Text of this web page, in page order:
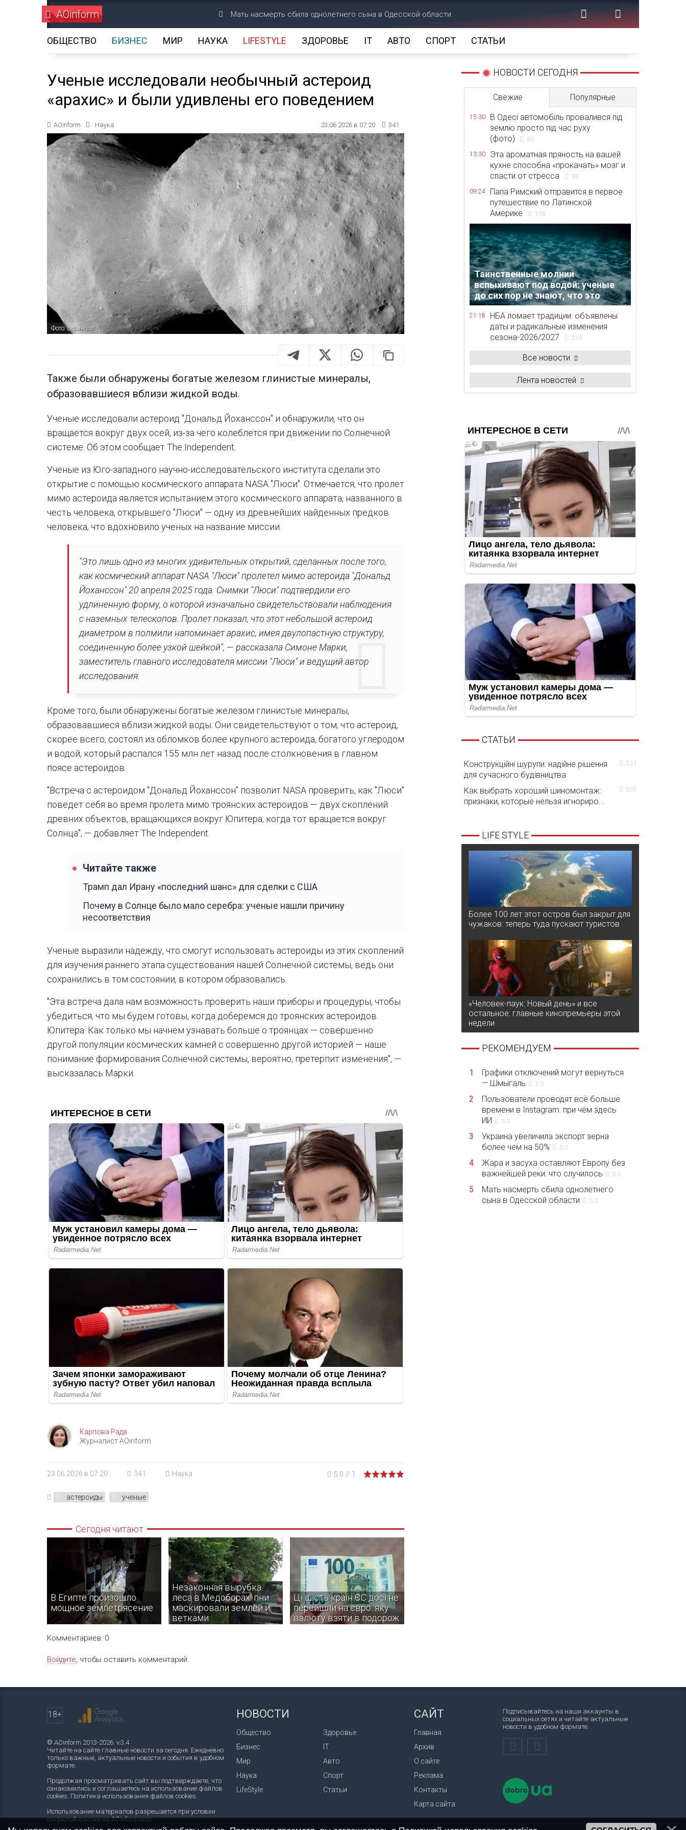
AOinform Мать насмерть сбила однолетнего сына в Одесской области
ОБЩЕСТВО БИЗНЕС МИР НАУКА LIFESTYLE ЗДОРОВЬЕ IT АВТО СПОРТ СТАТЬИ
Ученые исследовали необычный астероид
«арахис» и были удивлены его поведением
AOinform Наука 23.06.2026 в 07:20 341
Фото: скриншот
Также были обнаружены богатые железом глинистые минералы,
образовавшиеся вблизи жидкой воды.
Ученые исследовали астероид "Дональд Йоханссон" и обнаружили, что он
вращается вокруг двух осей, из-за чего колеблется при движении по Солнечной
системе. Об этом сообщает The Independent.
Ученые из Юго-западного научно-исследовательского института сделали это
открытие с помощью космического аппарата NASA "Люси". Отмечается, что пролет
мимо астероида является испытанием этого космического аппарата, названного в
честь человека, открывшего "Люси" — одну из древнейших найденных предков
человека, что вдохновило ученых на название миссии.
"Это лишь одно из многих удивительных открытий, сделанных после того,
как космический аппарат NASA "Люси" пролетел мимо астероида "Дональд
Йоханссон" 20 апреля 2025 года. Снимки "Люси" подтвердили его
удлиненную форму, о которой изначально свидетельствовали наблюдения
с наземных телескопов. Пролет показал, что этот небольшой астероид
диаметром в полмили напоминает арахис, имея двулопастную структуру,
соединенную более узкой шейкой", — рассказала Симоне Марки,
заместитель главного исследователя миссии "Люси" и ведущий автор
исследования.
Кроме того, были обнаружены богатые железом глинистые минералы,
образовавшиеся вблизи жидкой воды. Они свидетельствуют о том, что астероид,
скорее всего, состоял из обломков более крупного астероида, богатого углеродом
и водой, который распался 155 млн лет назад после столкновения в главном
поясе астероидов.
"Встреча с астероидом "Дональд Йоханссон" позволит NASA проверить, как "Люси"
поведет себя во время пролета мимо троянских астероидов — двух скоплений
древних объектов, вращающихся вокруг Юпитера, когда тот вращается вокруг
Солнца", — добавляет The Independent.
Читайте также
Трамп дал Ирану «последний шанс» для сделки с США
Почему в Солнце было мало серебра: ученые нашли причину
несоответствия
Ученые выразили надежду, что смогут использовать астероиды из этих скоплений
для изучения раннего этапа существования нашей Солнечной системы, ведь они
сохранились в том состоянии, в котором образовались.
"Эта встреча дала нам возможность проверить наши приборы и процедуры, чтобы
убедиться, что мы будем готовы, когда доберемся до троянских астероидов
Юпитера. Как только мы начнем узнавать больше о троянцах — совершенно
другой популяции космических камней с совершенно другой историей — наше
понимание формирования Солнечной системы, вероятно, претерпит изменения", —
высказалась Марки.
Карпова Рада
Журналист AOinform
23.06.2026 в 07:20 341 Наука 5.0 // 1
астероиды ученые
Сегодня читают
В Египте произошло
мощное землетрясение
о погибших или разрушениях нет,
Незаконная вырубка
леса в Медоборах: пни
маскировали землей и
ветками
правоохранители разоблачили
природного заповедника
Ці шість країн ЄС досі не
перейшли на євро: яку
валюту взяти в подорож
планують вступати в єврозону.
Комментариев: 0
Войдите, чтобы оставить комментарий.
НОВОСТИ СЕГОДНЯ
Свежие Популярные
15:30
В Одесі автомобіль провалився під
землю просто під час руху
(фото)
85
13:30
Эта ароматная пряность на вашей
кухне способна «прокачать» мозг и
спасти от стресса
93
09:24
Папа Римский отправится в первое
путешествие по Латинской
Америке
158
Таинственные молнии
вспыхивают под водой: ученые
до сих пор не знают, что это
21:18
НБА ломает традиции: объявлены
даты и радикальные изменения
сезона-2026/2027
333
Все новости
Лента новостей
СТАТЬИ
Конструкційні шурупи: надійне рішення
для сучасного будівництва
321
Как выбрать хороший шиномонтаж:
признаки, которые нельзя игнориро...
305
LIFE STYLE
Более 100 лет этот остров был закрыт для
чужаков: теперь туда пускают туристов
«Человек-паук: Новый день» и все
остальное: главные кинопремьеры этой
недели
РЕКОМЕНДУЕМ
1
Графики отключений могут вернуться
— Шмыгаль
5.0
2
Пользователи проводят всё больше
времени в Instagram: при чём здесь
ИИ
5.0
3
Украина увеличила экспорт зерна
более чем на 50%
5.0
4
Жара и засуха оставляют Европу без
важнейшей реки: что случилось
5.0
5
Мать насмерть сбила однолетнего
сына в Одесской области
5.0
18+
© AOinform 2013-2026. v.3.4
Читайте на сайте главные новости за сегодня. Ежедневно
только важные, актуальные новости и события в удобном
формате.
Продолжая просматривать сайт вы подтверждаете, что
ознакомились и соглашаетесь на использование файлов
cookies. Политика использования файлов cookies.
Использование материалов разрешается при условии
открытой ссылки на AOinform.com.
НОВОСТИ
Общество
Бизнес
Мир
Наука
LifeStyle
Здоровье
IT
Авто
Спорт
Статьи
САЙТ
Главная
Архив
О сайте
Реклама
Контакты
Карта сайта
Подписывайтесь на наши аккаунты в
социальных сетях и читайте актуальные
новости в удобном формате.